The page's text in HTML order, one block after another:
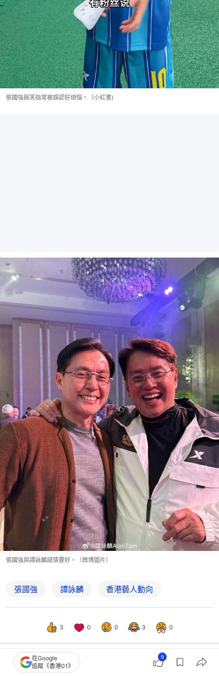
張國強搞笑指常被誤認好煩惱。（小紅書)
張國強與譚詠麟感情要好。（微博圖片）
張國強 譚詠麟 香港藝人動向
3 0 0 3 0
熱話 熱爆話題
在Google
追蹤《香港01》
9